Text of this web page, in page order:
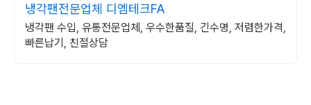
냉각팬전문업체 디엠테크FA
냉각팬 수입, 유통전문업체, 우수한품질, 긴수명, 저렴한가격,
빠른납기, 친절상담